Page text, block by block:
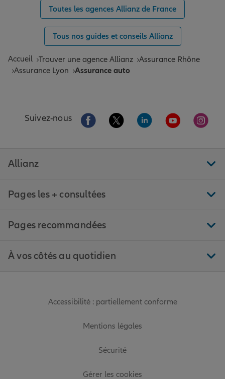
Toutes les agences Allianz de France
Tous nos guides et conseils Allianz
Accueil Trouver une agence Allianz Assurance Rhône
Assurance Lyon
Assurance auto
Suivez-nous Aller sur la page Facebook de Allianz
Aller sur la page Twitter de
Aller sur la page
Aller sur la
Aller
Allianz
Pages les + consultées
Pages recommandées
À vos côtés au quotidien
Accessibilité : partiellement conforme
Mentions légales
Sécurité
Gérer les cookies